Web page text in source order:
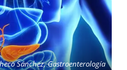
Sánchez, Gastroenterología